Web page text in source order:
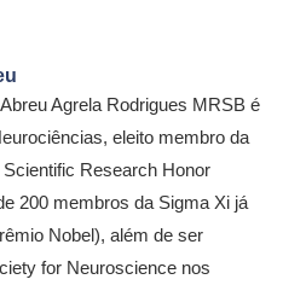
Agrela Rodrigues MRSB é
eleito membro da
Research Honor
200 membros da Sigma Xi já
Nobel), além de ser
for Neuroscience nos